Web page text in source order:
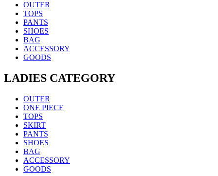
OUTER
TOPS
PANTS
SHOES
BAG
ACCESSORY
GOODS
LADIES CATEGORY
OUTER
ONE PIECE
TOPS
SKIRT
PANTS
SHOES
BAG
ACCESSORY
GOODS